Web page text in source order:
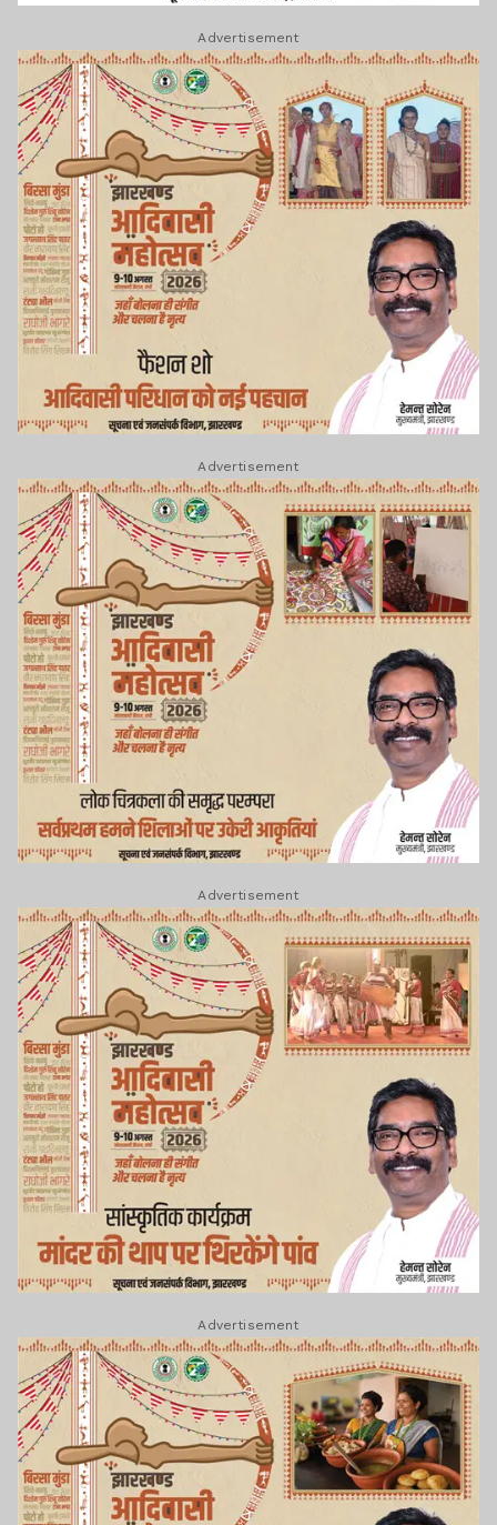
Advertisement
Advertisement
Advertisement
Advertisement